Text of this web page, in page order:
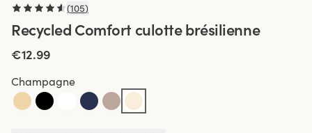
(105)
Recycled Comfort culotte brésilienne
€12.99
Champagne